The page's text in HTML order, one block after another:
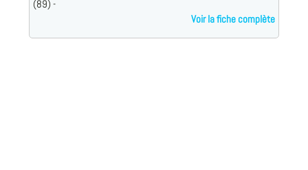
(89) -
Voir la fiche complète